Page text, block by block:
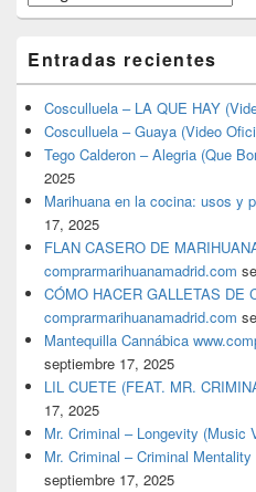
Entradas recientes
Cosculluela – LA QUE HAY
Cosculluela – Guaya (Video
Tego Calderon – Alegria (Que
2025
Marihuana en la cocina: usos y
17, 2025
FLAN CASERO DE
comprarmarihuanamadrid.com
CÓMO HACER GALLETAS DE
comprarmarihuanamadrid.com
Mantequilla Cannábica
septiembre 17, 2025
LIL CUETE (FEAT. MR.
17, 2025
Mr. Criminal – Longevity (Music
Mr. Criminal – Criminal
septiembre 17, 2025